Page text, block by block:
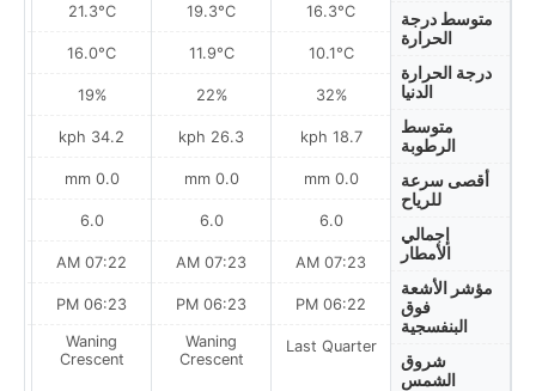
متوسط درجة
الحرارة
درجة الحرارة
الدنيا
متوسط
الرطوبة
أقصى سرعة
للرياح
إجمالي
الأمطار
مؤشر الأشعة
فوق
البنفسجية
شروق
الشمس
16.3°C
10.1°C
32%
18.7 kph
0.0 mm
6.0
07:23 AM
06:22 PM
Last Quarter
19.3°C
11.9°C
22%
26.3 kph
0.0 mm
6.0
07:23 AM
06:23 PM
Waning
Crescent
21.3°C
16.0°C
19%
34.2 kph
0.0 mm
6.0
07:22 AM
06:23 PM
Waning
Crescent